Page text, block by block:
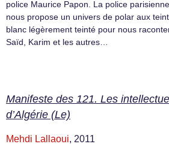
police Maurice Papon. La police
nous propose un univers de polar aux
blanc légèrement teinté pour nous
Saïd, Karim et les autres…
Manifeste des 121. Les
d’Algérie (Le)
Mehdi Lallaoui, 2011